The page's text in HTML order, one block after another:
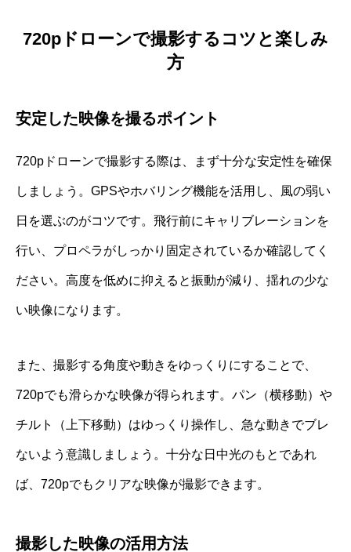
720pドローンで撮影するコツと楽しみ
方
安定した映像を撮るポイント
720pドローンで撮影する際は、まず十分な安定性を確保
しましょう。GPSやホバリング機能を活用し、風の弱い
日を選ぶのがコツです。飛行前にキャリブレーションを
行い、プロペラがしっかり固定されているか確認してく
ださい。高度を低めに抑えると振動が減り、揺れの少な
い映像になります。
また、撮影する角度や動きをゆっくりにすることで、
720pでも滑らかな映像が得られます。パン（横移動）や
チルト（上下移動）はゆっくり操作し、急な動きでブレ
ないよう意識しましょう。十分な日中光のもとであれ
ば、720pでもクリアな映像が撮影できます。
撮影した映像の活用方法